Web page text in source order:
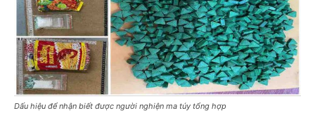
Dấu hiệu để nhận biết được người nghiện ma túy tổng hợp